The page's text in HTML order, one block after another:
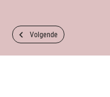
Volgende